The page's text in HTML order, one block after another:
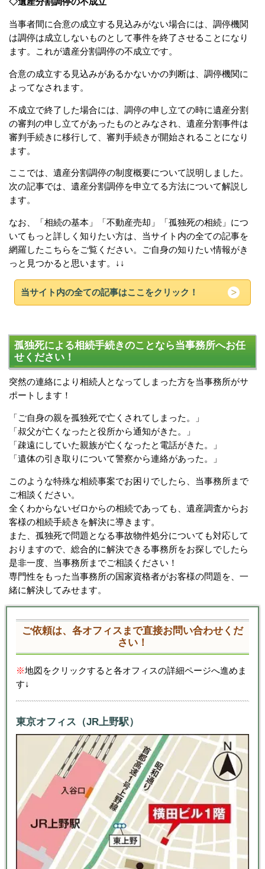
当事者間に合意の成立する見込みがない場合には、調停機関
は調停は成立しないものとして事件を終了させることになり
ます。これが遺産分割調停の不成立です。
合意の成立する見込みがあるかないかの判断は、調停機関に
よってなされます。
不成立で終了した場合には、調停の申し立ての時に遺産分割
の審判の申し立てがあったものとみなされ、遺産分割事件は
審判手続きに移行して、審判手続きが開始されることになり
ます。
ここでは、遺産分割調停の制度概要について説明しました。
次の記事では、遺産分割調停を申立てる方法について解説し
ます。
なお、「相続の基本」「不動産売却」「孤独死の相続」につ
いてもっと詳しく知りたい方は、当サイト内の全ての記事を
網羅したこちらをご覧ください。ご自身の知りたい情報がき
っと見つかると思います。↓↓
当サイト内の全ての記事はここをクリック！
孤独死による相続手続きのことなら当事務所へお任
せください！
突然の連絡により相続人となってしまった方を当事務所がサ
ポートします！
「ご自身の親を孤独死で亡くされてしまった。」
「叔父が亡くなったと役所から通知がきた。」
「疎遠にしていた親族が亡くなったと電話がきた。」
「遺体の引き取りについて警察から連絡があった。」
このような特殊な相続事案でお困りでしたら、当事務所まで
ご相談ください。
全くわからないゼロからの相続であっても、遺産調査からお
客様の相続手続きを解決に導きます。
また、孤独死で問題となる事故物件処分についても対応して
おりますので、総合的に解決できる事務所をお探しでしたら
是非一度、当事務所までご相談ください！
専門性をもった当事務所の国家資格者がお客様の問題を、一
緒に解決してみせます。
ご依頼は、各オフィスまで直接お問い合わせくだ
さい！
※地図をクリックすると各オフィスの詳細ページへ進めま
す↓
東京オフィス（JR上野駅）